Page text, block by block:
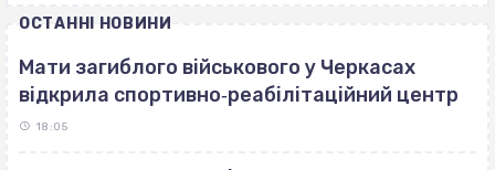
ОСТАННІ НОВИНИ
Мати загиблого військового у Черкасах
відкрила спортивно‐реабілітаційний центр
18:05